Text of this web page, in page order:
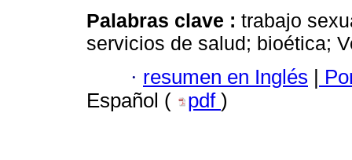
Palabras clave : trabajo
servicios de salud; bioética;
· resumen en Inglés |
Español (
pdf )